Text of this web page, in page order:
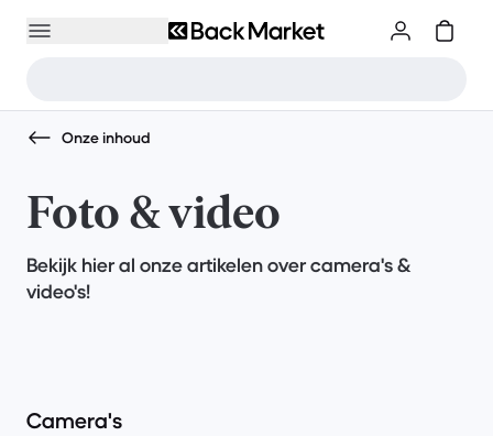
Onze inhoud
Foto & video
Bekijk hier al onze artikelen over camera's &
video's!
Camera's